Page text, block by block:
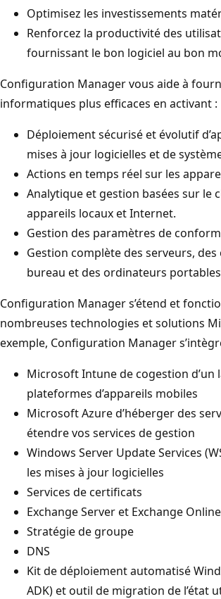
Optimisez les investissements
Renforcez la productivité des
fournissant le bon logiciel au bon
Configuration Manager vous aide à
informatiques plus efficaces en activant :
Déploiement sécurisé et évolutif
mises à jour logicielles et de
Actions en temps réel sur les
Analytique et gestion basées sur le
appareils locaux et Internet.
Gestion des paramètres de
Gestion complète des serveurs,
bureau et des ordinateurs
Configuration Manager s’étend et
nombreuses technologies et solutions
exemple, Configuration Manager
Microsoft Intune de cogestion d’un
plateformes d’appareils mobiles
Microsoft Azure d’héberger des
étendre vos services de gestion
Windows Server Update Services
les mises à jour logicielles
Services de certificats
Exchange Server et Exchange Online
Stratégie de groupe
DNS
Kit de déploiement automatisé
ADK) et outil de migration de l’état